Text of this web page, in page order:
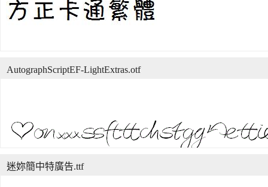
AutographScriptEF-LightExtras.otf
迷妳簡中特廣告.ttf